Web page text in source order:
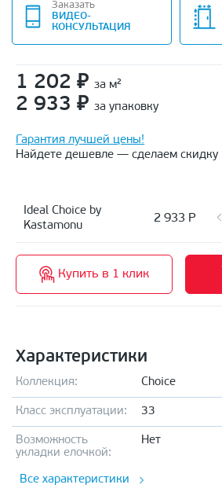
Заказать
ВИДЕО-
КОНСУЛЬТАЦИЯ
1 202 ₽ за м²
2 933 ₽ за упаковку
Гарантия лучшей цены!
Найдете дешевле — сделаем скидку
Ideal Choice by
Kastamonu
2 933 Р
Купить в 1 клик
Характеристики
Коллекция: Choice
Класс эксплуатации: 33
Возможность
укладки елочкой:
Нет
Все характеристики